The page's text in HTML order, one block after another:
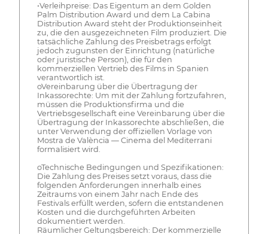
•Verleihpreise: Das Eigentum an dem Golden
Palm Distribution Award und dem La Cabina
Distribution Award steht der Produktionseinheit
zu, die den ausgezeichneten Film produziert. Die
tatsächliche Zahlung des Preisbetrags erfolgt
jedoch zugunsten der Einrichtung (natürliche
oder juristische Person), die für den
kommerziellen Vertrieb des Films in Spanien
verantwortlich ist.
oVereinbarung über die Übertragung der
Inkassorechte: Um mit der Zahlung fortzufahren,
müssen die Produktionsfirma und die
Vertriebsgesellschaft eine Vereinbarung über die
Übertragung der Inkassorechte abschließen, die
unter Verwendung der offiziellen Vorlage von
Mostra de València — Cinema del Mediterrani
formalisiert wird.
oTechnische Bedingungen und Spezifikationen:
Die Zahlung des Preises setzt voraus, dass die
folgenden Anforderungen innerhalb eines
Zeitraums von einem Jahr nach Ende des
Festivals erfüllt werden, sofern die entstandenen
Kosten und die durchgeführten Arbeiten
dokumentiert werden.
Räumlicher Geltungsbereich: Der kommerzielle